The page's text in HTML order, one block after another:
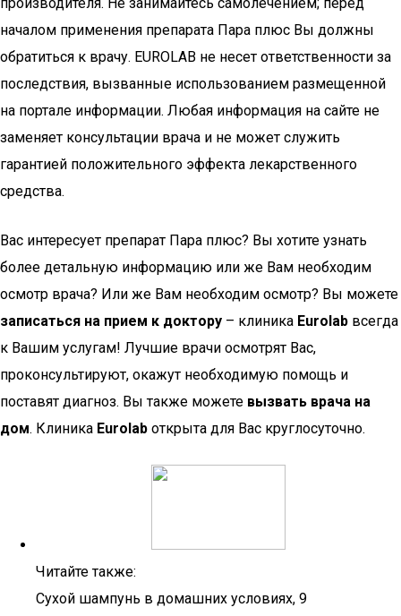
началом применения препарата Пара плюс Вы должны
обратиться к врачу. EUROLAB не несет ответственности за
последствия, вызванные использованием размещенной
на портале информации. Любая информация на сайте не
заменяет консультации врача и не может служить
гарантией положительного эффекта лекарственного
средства.
Вас интересует препарат Пара плюс? Вы хотите узнать
более детальную информацию или же Вам необходим
осмотр врача? Или же Вам необходим осмотр? Вы можете
записаться на прием к доктору – клиника Eurolab всегда
к Вашим услугам! Лучшие врачи осмотрят Вас,
проконсультируют, окажут необходимую помощь и
поставят диагноз. Вы также можете вызвать врача на
дом. Клиника Eurolab открыта для Вас круглосуточно.
Читайте также:
Сухой шампунь в домашних условиях, 9